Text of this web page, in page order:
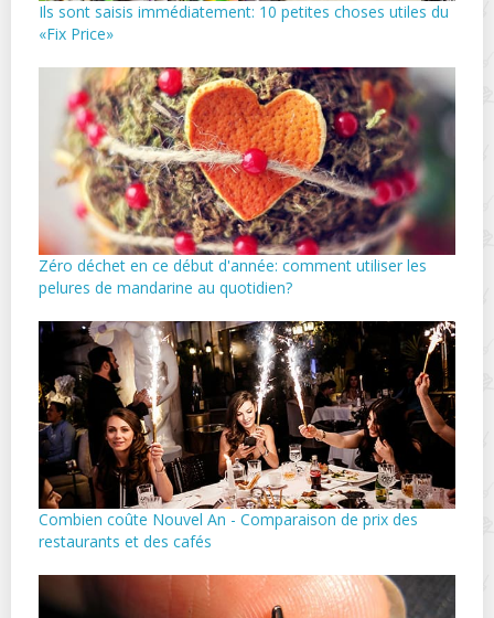
Ils sont saisis immédiatement: 10 petites choses utiles du
«Fix Price»
Zéro déchet en ce début d'année: comment utiliser les
pelures de mandarine au quotidien?
Combien coûte Nouvel An - Comparaison de prix des
restaurants et des cafés